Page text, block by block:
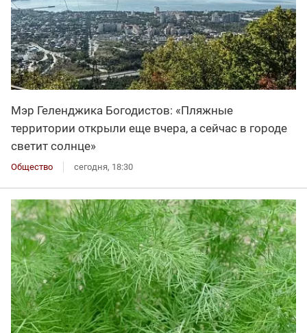
Мэр Геленджика Богодистов: «Пляжные
территории открыли еще вчера, а сейчас в городе
светит солнце»
Общество сегодня, 18:30